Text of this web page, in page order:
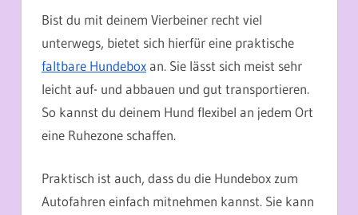
Bist du mit deinem Vierbeiner recht viel
unterwegs, bietet sich hierfür eine praktische
faltbare Hundeboxan. Sie lässt sich meist sehr
leicht auf- und abbauen und gut transportieren.
So kannst du deinem Hund flexibel an jedem Ort
eine Ruhezone schaffen.
Praktisch ist auch, dass du die Hundebox zum
Autofahren einfach mitnehmen kannst. Sie kann